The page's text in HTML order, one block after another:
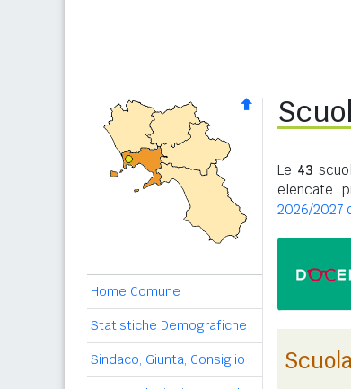
Home Comune
Statistiche Demografiche
Sindaco, Giunta, Consiglio
Le 43
elencate
2026/2027